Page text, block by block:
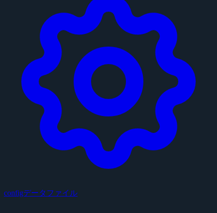
configデータファイル